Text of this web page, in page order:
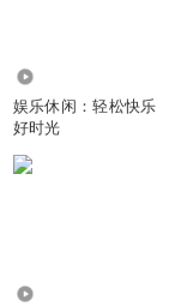
娱乐休闲：轻松快乐
好时光